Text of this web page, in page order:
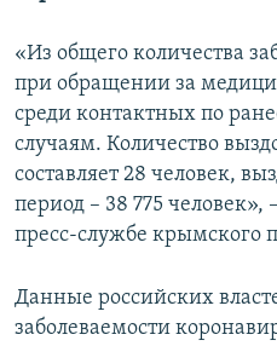
«Из общего количества
при обращении за
среди контактных по
случаям. Количество
составляет 28 человек,
период – 38 775
пресс-службе крымского
Данные российских
заболеваемости